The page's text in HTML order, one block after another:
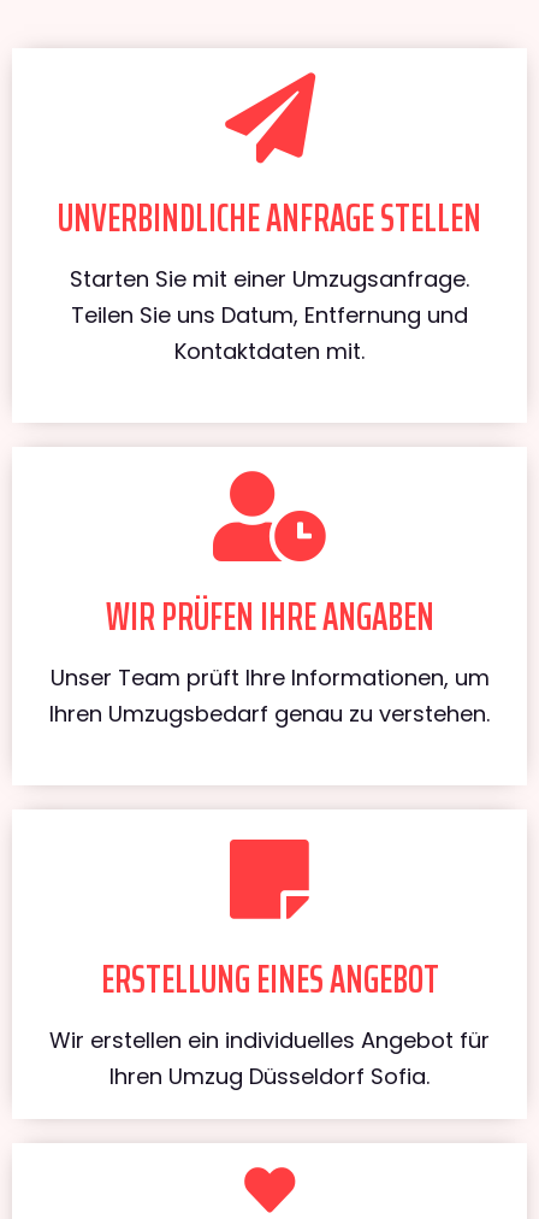
UNVERBINDLICHE ANFRAGE STELLEN
Starten Sie mit einer Umzugsanfrage.
Teilen Sie uns Datum, Entfernung und
Kontaktdaten mit.
WIR PRÜFEN IHRE ANGABEN
Unser Team prüft Ihre Informationen, um
Ihren Umzugsbedarf genau zu verstehen.
ERSTELLUNG EINES ANGEBOT
Wir erstellen ein individuelles Angebot für
Ihren Umzug Düsseldorf Sofia.